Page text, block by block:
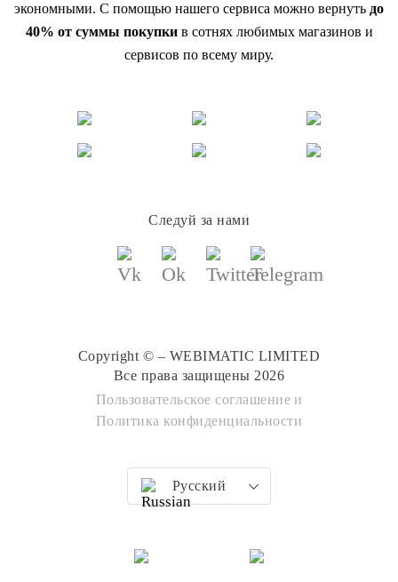
экономными. С помощью нашего сервиса можно вернуть до
40% от суммы покупкив сотнях любимых магазинов и
сервисов по всему миру.
Следуй за нами
Copyright © – WEBIMATIC LIMITED
Все права защищены 2026
Пользовательское соглашение и
Политика конфиденциальности
Русский